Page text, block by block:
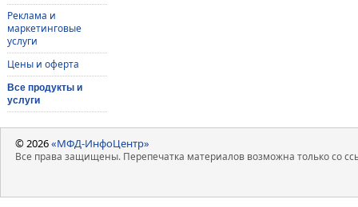
Реклама и
маркетинговые
услуги
Цены и оферта
Все продукты и
услуги
© 2026«МФД-ИнфоЦентр»
Все права защищены. Перепечатка материалов возможна только со